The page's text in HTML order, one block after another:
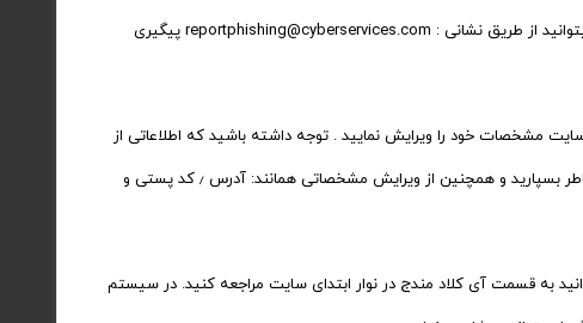
کنون توانسته بیش از ۹۰ درصد چنین مشکلاتی را در کمترین زمان ممکن حل نماید . همچنین در صورت مشاهده ی چنین مواردی ٫ این موضوع را میتوانید از طریق نشانی : reportphishing@cyberservices.com پیگیری
مشخصات خود را ویرایش نمایید . توجه داشته باشید که اطلاعاتی از
جمله تاریخ تولد ٫ سوالات امنیتی ٫ ایمیل نجات دهنده در این قسمت بسیار مهم میباشد . در صورت ویرایش چنین مشخصاتی ٫حتما اطلاعات را بخاطر بسپارید و همچنین از ویرایش مشخصاتی همانند: آدرس ٫ کد پستی و
به قسمت آی کلاد مندج در نوار ابتدای سایت مراجعه کنید. در سیستم